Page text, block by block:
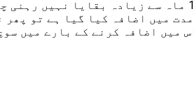
میں اضافہ کیا گیا ہے تو
میں اضافہ کرنے کے بارے میں